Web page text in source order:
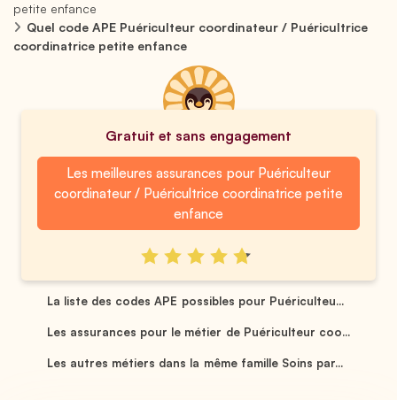
petite enfance
Quel code APE Puériculteur coordinateur / Puéricultrice
coordinatrice petite enfance
Gratuit et sans engagement
Les meilleures assurances pour Puériculteur
coordinateur / Puéricultrice coordinatrice petite
enfance
La liste des codes APE possibles pour Puériculteu...
Les assurances pour le métier de Puériculteur coo...
Les autres métiers dans la même famille Soins par...